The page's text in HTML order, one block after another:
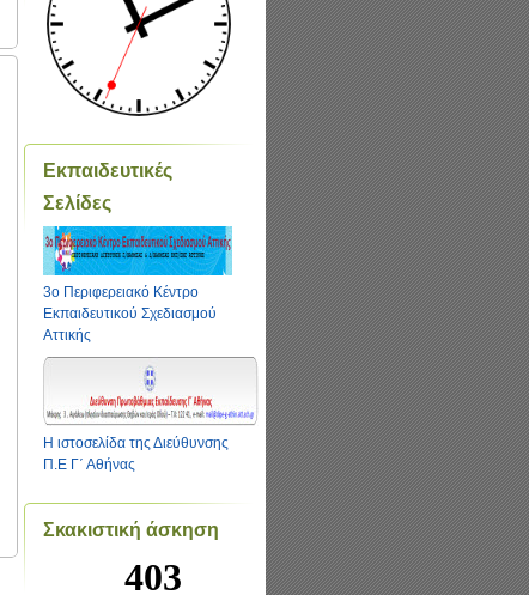
Εκπαιδευτικές
Σελίδες
3ο Περιφερειακό Κέντρο
Εκπαιδευτικού Σχεδιασμού
Αττικής
Η ιστοσελίδα της Διεύθυνσης
Π.Ε Γ΄ Αθήνας
Σκακιστική άσκηση